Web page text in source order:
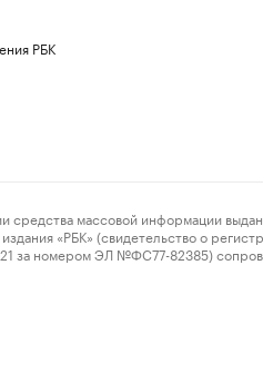
РБК
массовой информации
«РБК» (свидетельство о
за номером ЭЛ №ФС77-82385)